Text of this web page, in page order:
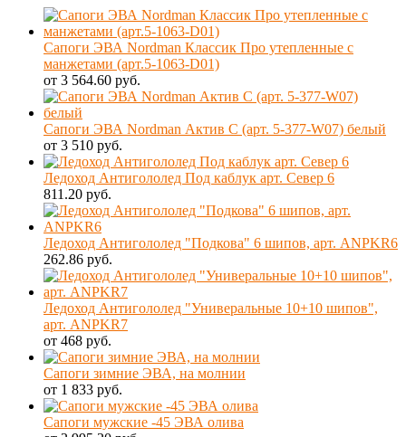
Сапоги ЭВА Nordman Классик Про утепленные с
манжетами (арт.5-1063-D01)
от 3 564.60 руб.
Сапоги ЭВА Nordman Актив С (арт. 5-377-W07) белый
от 3 510 руб.
Ледоход Антигололед Под каблук арт. Север 6
811.20 руб.
Ледоход Антигололед "Подкова" 6 шипов, арт. ANPKR6
262.86 руб.
Ледоход Антигололед "Универальные 10+10 шипов",
арт. ANPKR7
от 468 руб.
Сапоги зимние ЭВА, на молнии
от 1 833 руб.
Сапоги мужские -45 ЭВА олива